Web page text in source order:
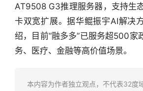
行
业
AT9508 G3推理服务器，支持生
卡双宽扩展。据华鲲振宇AI解决
绍，目前“融多多”已服务超500家
务、医疗、金融等高价值场景。
本内容为作者独立观点，不代表32度